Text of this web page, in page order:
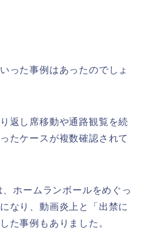
った事例はあったのでしょ
返し席移動や通路観覧を続
たケースが複数確認されて
ホームランボールをめぐっ
なり、動画炎上と「出禁に
た事例もありました。